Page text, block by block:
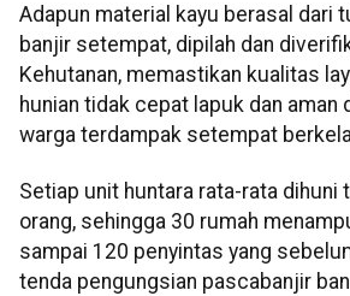
Adapun material kayu berasal dari
banjir setempat, dipilah dan
Kehutanan, memastikan kualitas
hunian tidak cepat lapuk dan aman
warga terdampak setempat
Setiap unit huntara rata-rata dihuni
orang, sehingga 30 rumah
sampai 120 penyintas yang
tenda pengungsian pascabanjir